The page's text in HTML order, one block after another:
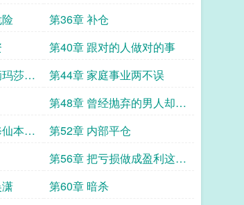
第36章 补仓
第40章 跟对的人做对的事
莎拉
第44章 家庭事业两不误
第48章 曾经抛弃的男人却再
也高攀不起
本就
第52章 内部平仓
第56章 把亏损做成盈利这就
是金融的魅力
第60章 暗杀